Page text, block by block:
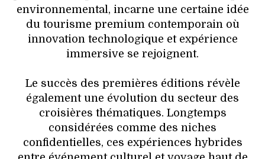
environnemental, incarne une certaine idée
du tourisme premium contemporain où
innovation technologique et expérience
immersive se rejoignent.
Le succès des premières éditions révèle
également une évolution du secteur des
croisières thématiques. Longtemps
considérées comme des niches
confidentielles, ces expériences hybrides